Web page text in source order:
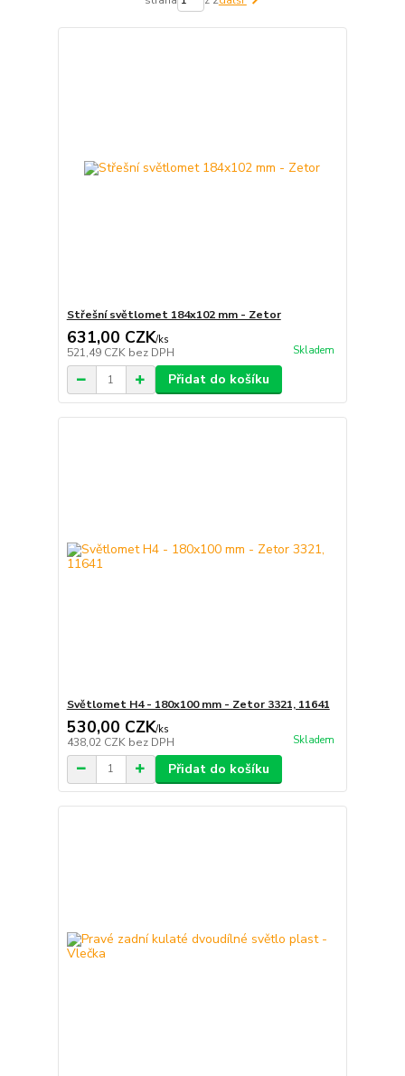
Střešní světlomet 184x102 mm - Zetor
631,00 CZK/ks
521,49 CZK bez DPH Skladem
Přidat do košíku
Světlomet H4 - 180x100 mm - Zetor 3321, 11641
530,00 CZK/ks
438,02 CZK bez DPH Skladem
Přidat do košíku